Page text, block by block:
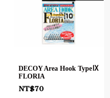
DECOY Area Hook TypeⅨ
FLORIA
NT$70